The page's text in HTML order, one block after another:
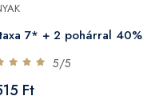
7* + 2 pohárral 40%
5/5
Ft